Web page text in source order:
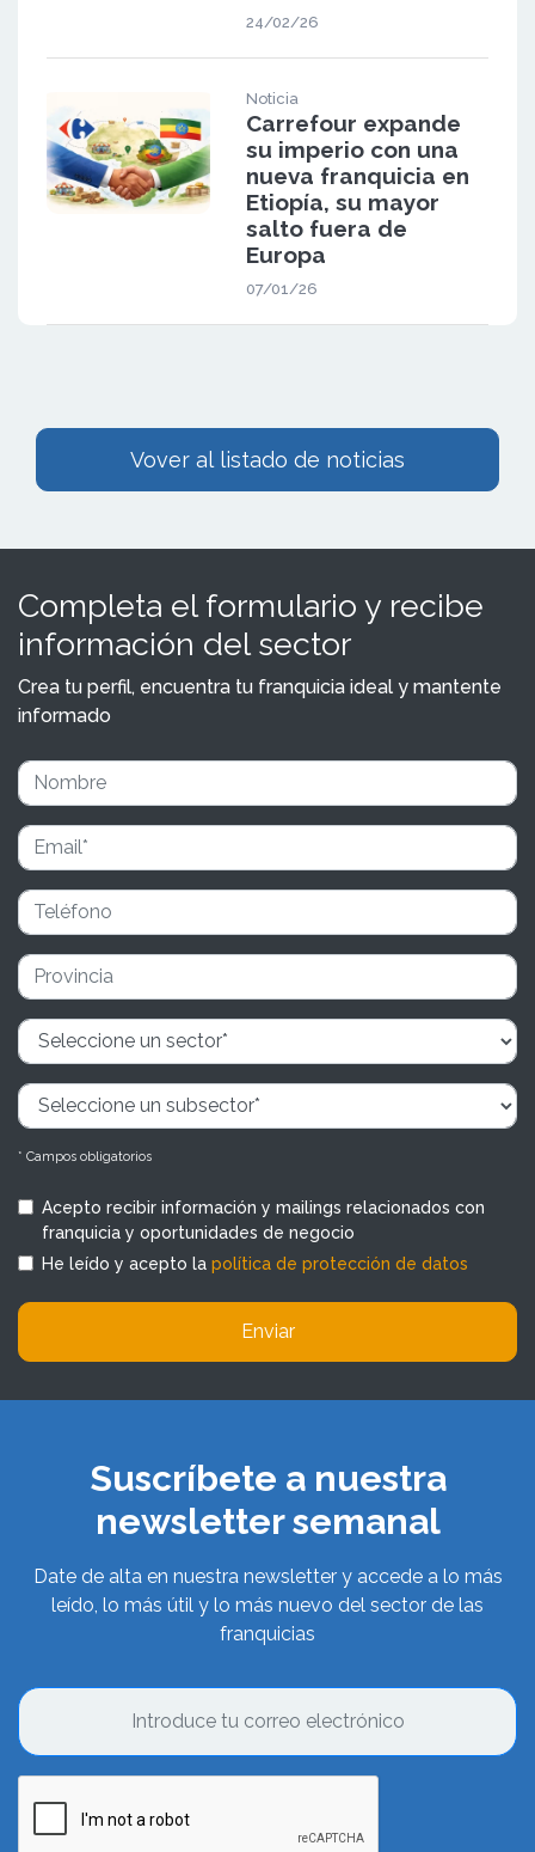
24/02/26
Noticia
Carrefour expande
su imperio con una
nueva franquicia en
Etiopía, su mayor
salto fuera de
Europa
07/01/26
Vover al listado de noticias
Completa el formulario y recibe
información del sector
Crea tu perfil, encuentra tu franquicia ideal y mantente
informado
* Campos obligatorios
Acepto recibir información y mailings relacionados con
franquicia y oportunidades de negocio
He leído y acepto la política de protección de datos
Enviar
Suscríbete a nuestra
newsletter semanal
Date de alta en nuestra newsletter y accede a lo más
leído, lo más útil y lo más nuevo del sector de las
franquicias